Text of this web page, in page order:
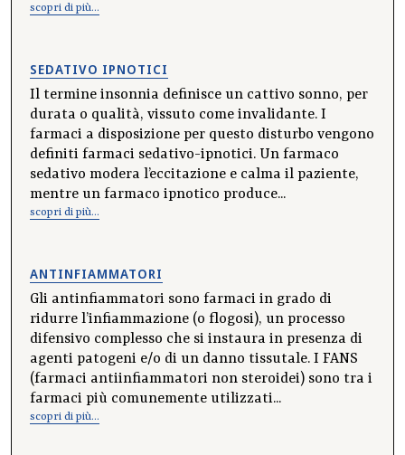
scopri di più...
SEDATIVO IPNOTICI
Il termine insonnia definisce un cattivo sonno, per
durata o qualità, vissuto come invalidante. I
farmaci a disposizione per questo disturbo vengono
definiti farmaci sedativo-ipnotici. Un farmaco
sedativo modera l’eccitazione e calma il paziente,
mentre un farmaco ipnotico produce...
scopri di più...
ANTINFIAMMATORI
Gli antinfiammatori sono farmaci in grado di
ridurre l’infiammazione (o flogosi), un processo
difensivo complesso che si instaura in presenza di
agenti patogeni e/o di un danno tissutale. I FANS
(farmaci antiinfiammatori non steroidei) sono tra i
farmaci più comunemente utilizzati...
scopri di più...